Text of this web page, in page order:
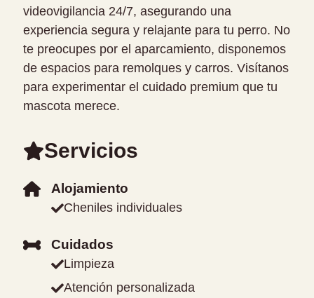
videovigilancia 24/7, asegurando una
experiencia segura y relajante para tu perro. No
te preocupes por el aparcamiento, disponemos
de espacios para remolques y carros. Visítanos
para experimentar el cuidado premium que tu
mascota merece.
Servicios
Alojamiento
Cheniles individuales
Cuidados
Limpieza
Atención personalizada